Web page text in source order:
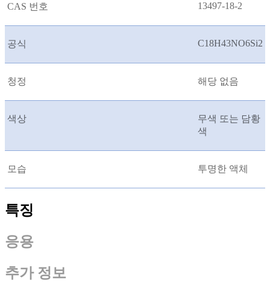
CAS 번호 13497-18-2
공식 C18H43NO6Si2
청정 해당 없음
색상
무색 또는 담황
색
모습 투명한 액체
특징
응용
추가 정보